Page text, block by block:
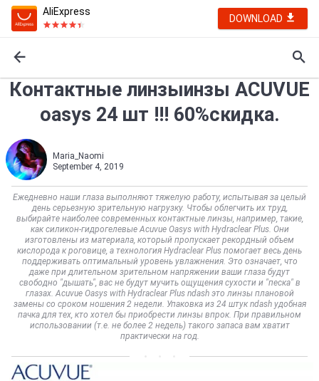
AliExpress
DOWNLOAD
Контактные линзыинзы ACUVUE
oasys 24 шт !!! 60%скидка.
Maria_Naomi
September 4, 2019
Ежедневно наши глаза выполняют тяжелую работу, испытывая за целый
день серьезную зрительную нагрузку. Чтобы облегчить их труд,
выбирайте наиболее современных контактные линзы, например, такие,
как силикон-гидрогелевые Acuvue Oasys with Hydraclear Plus. Они
изготовлены из материала, который пропускает рекордный объем
кислорода к роговице, а технология Hydraclear Plus помогает весь день
поддерживать оптимальный уровень увлажнения. Это означает, что
даже при длительном зрительном напряжении ваши глаза будут
свободно "дышать", вас не будут мучить ощущения сухости и "песка" в
глазах. Acuvue Oasys with Hydraclear Plus ndash это линзы плановой
замены со сроком ношения 2 недели. Упаковка из 24 штук ndash удобная
пачка для тех, кто хотел бы приобрести линзы впрок. При правильном
использовании (т.е. не более 2 недель) такого запаса вам хватит
практически на год.